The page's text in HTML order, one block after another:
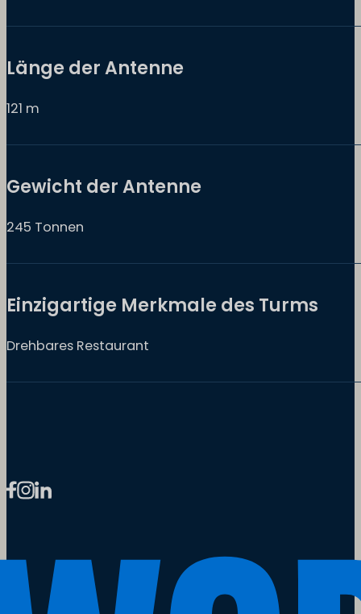
Länge der Antenne
121 m
Gewicht der Antenne
245 Tonnen
Einzigartige Merkmale des Turms
Drehbares Restaurant